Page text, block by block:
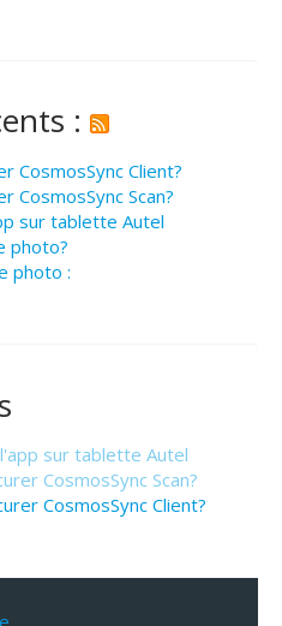
:
CosmosSync Client?
CosmosSync Scan?
sur tablette Autel
photo?
photo :
sur tablette Autel
CosmosSync Scan?
CosmosSync Client?